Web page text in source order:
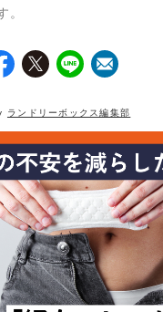
。
ランドリーボックス編集部